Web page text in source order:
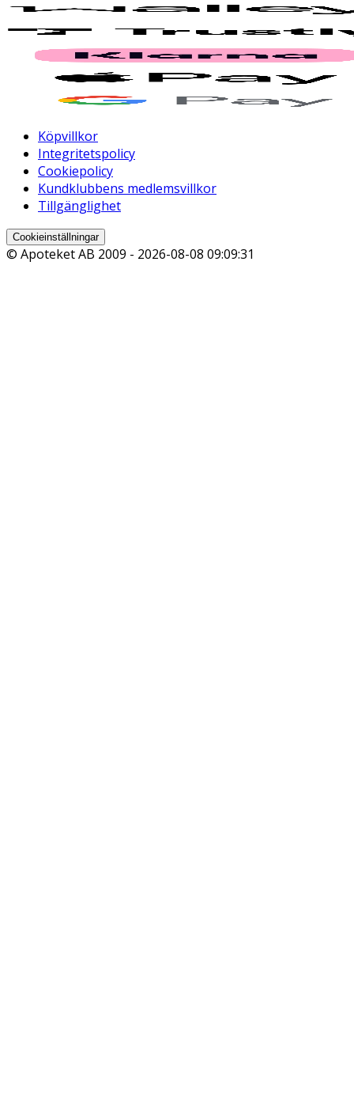
Köpvillkor
Integritetspolicy
Cookiepolicy
Kundklubbens medlemsvillkor
Tillgänglighet
Cookieinställningar
© Apoteket AB 2009 - 2026-08-08 09:09:31